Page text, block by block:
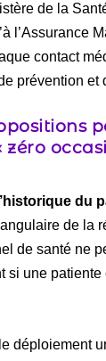
de la
l’Assurance
contact
prévention et
zéro
du
de la
de santé ne
si une patiente
déploiement